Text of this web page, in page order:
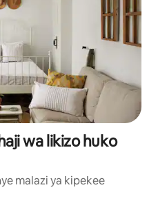
wa likizo huko
malazi ya kipekee